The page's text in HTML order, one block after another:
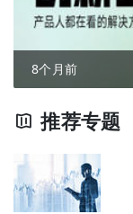
8个月前
推荐专题